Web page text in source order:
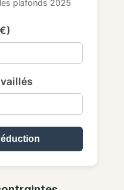
plafonds 2025